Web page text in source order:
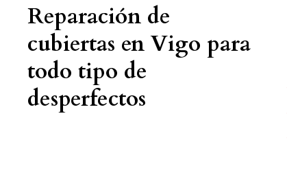
Reparación de
cubiertas en Vigo para
todo tipo de
desperfectos